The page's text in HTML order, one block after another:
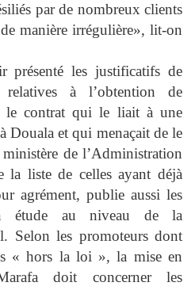
par de nombreux clients
manière irrégulière», lit-on
présenté les justificatifs de
relatives à l’obtention de
le contrat qui le liait à une
Douala et qui menaçait de le
de l’Administration
la liste de celles ayant déjà
agrément, publie aussi les
étude au niveau de la
Selon les promoteurs dont
« hors la loi », la mise en
doit concerner les